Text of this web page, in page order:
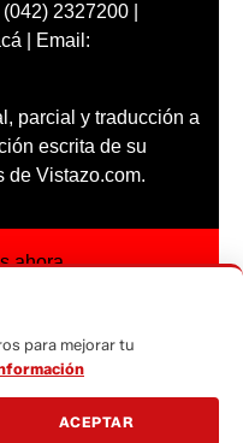
2327200 |
| Email:
parcial y traducción a
escrita de su
de Vistazo.com.
ahora
para mejorar tu
ACEPTAR